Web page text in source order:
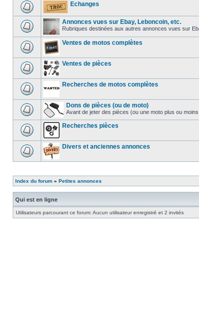
Echanges
Annonces vues sur Ebay, Leboncoin, etc.
Rubriques destinées aux autres annonces vues sur
Ventes de motos complètes
Ventes de pièces
Recherches de motos complètes
Dons de pièces (ou de moto)
Avant de jeter des pièces (ou une moto plus ou
Recherches pièces
Divers et anciennes annonces
Index du forum » Petites annonces
Qui est en ligne
Utilisateurs parcourant ce forum: Aucun utilisateur enregistré et 2 invités